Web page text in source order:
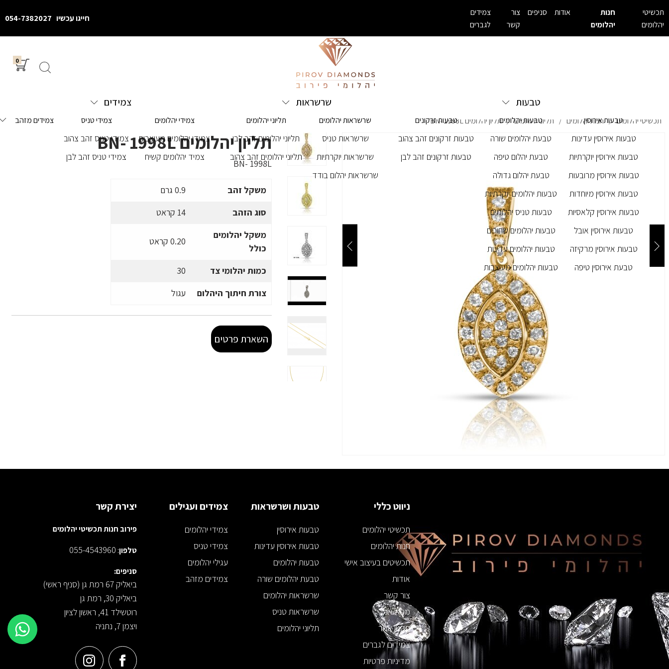
תכשיטי
יהלומים
חנות
יהלומים
אודות סניפים
צור
קשר
צמידים
לגברים
חייגו עכשיו 054-7382027
0
טבעות
טבעות אירוסין
טבעות אירוסין עדינות
טבעות אירוסין יוקרתיות
טבעות אירוסין מרובעות
טבעות אירוסין מיוחדות
טבעות אירוסין קלאסיות
טבעות אירוסין אובל
טבעות אירוסין מרקיזה
טבעת אירוסין טיפה
טבעות יהלומים
טבעת יהלומים שורה
טבעת יהלום טיפה
טבעת יהלום גדולה
טבעות יהלומים יוקרתיות
טבעות טניס יהלומים
טבעות יהלומים שחורים
טבעות יהלומים עדינות
טבעות יהלומים מעוצבות
טבעות זרקונים
טבעות זרקונים זהב צהוב
טבעות זרקונים זהב לבן
שרשראות
שרשראות יהלומים
שרשראות טניס
שרשראות יוקרתיות
שרשראות יהלום בודד
תליוני יהלומים
תליוני יהלומים זהב לבן
תליוני יהלומים זהב צהוב
צמידים
צמידי יהלומים
צמידי יהלומים מעוצבים
צמיד יהלומים קשיח
צמידי טניס
צמידי טניס זהב צהוב
צמידי טניס זהב לבן
צמידים מזהב תכשיטי יהלומים / חנות יהלומים / תליוני יהלומים / תליון יהלומים BN- 1998L
תליון יהלומים BN- 1998L
BN- 1998L
משקל זהב
0.9 גרם
סוג הזהב
14 קראט
משקל יהלומים
כולל
0.20 קראט
כמות יהלומי צד
30
צורת חיתוך היהלום
עגול
השארת פרטים
ניווט כללי
תכשיטי יהלומים
חנות יהלומים
תכשיטים בעיצוב אישי
אודות
צור קשר
מפת אתר
תקנון אתר
צמידים לגברים
מדיניות פרטיות
טבעות ושרשראות
טבעות אירוסין
טבעות אירוסין עדינות
טבעות יהלומים
טבעת יהלומים שורה
שרשראות יהלומים
שרשראות טניס
תליוני יהלומים
צמידים ועגילים
צמידי יהלומים
צמידי טניס
עגילי יהלומים
צמידים מזהב
יצירת קשר
פירוב חנות תכשיטי יהלומים
טלפון:
055-4543960
סניפים:
ביאליק 67 רמת גן (סניף ראשי)
ביאליק 30, רמת גן
רוטשילד 41, ראשון לציון
ויצמן 7, נתניה